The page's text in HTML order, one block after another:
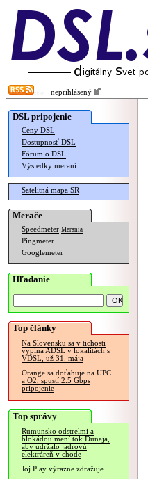
neprihlásený
DSL pripojenie
Ceny DSL
Dostupnosť DSL
Fórum o DSL
Výsledky meraní
Satelitná mapa SR
Merače
Speedmeter Merania
Pingmeter
Googlemeter
Hľadanie
Top články
Na Slovensku sa v tichosti
vypína ADSL v lokalitách s
VDSL, už 31. mája
Orange sa doťahuje na UPC
a O2, spustí 2.5 Gbps
pripojenie
Top správy
Rumunsko odstrelmi a
blokádou mení tok Dunaja,
aby udržalo jadrovú
elektráreň v chode
Joj Play výrazne zdražuje